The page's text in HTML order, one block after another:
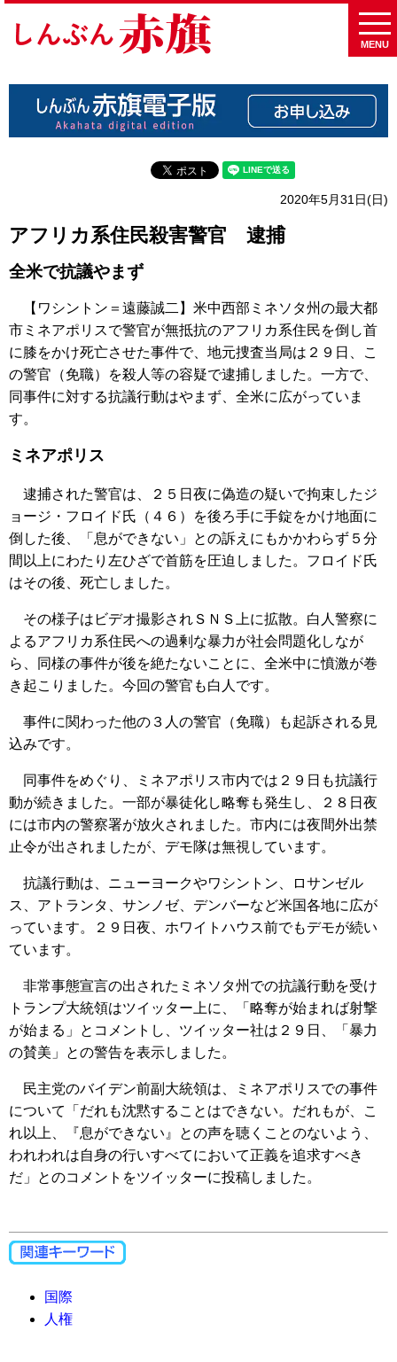
MENU
2020年5月31日(日)
アフリカ系住民殺害警官 逮捕
全米で抗議やまず
【ワシントン＝遠藤誠二】米中西部ミネソタ州の最大都
市ミネアポリスで警官が無抵抗のアフリカ系住民を倒し首
に膝をかけ死亡させた事件で、地元捜査当局は２９日、こ
の警官（免職）を殺人等の容疑で逮捕しました。一方で、
同事件に対する抗議行動はやまず、全米に広がっていま
す。
ミネアポリス
逮捕された警官は、２５日夜に偽造の疑いで拘束したジ
ョージ・フロイド氏（４６）を後ろ手に手錠をかけ地面に
倒した後、「息ができない」との訴えにもかかわらず５分
間以上にわたり左ひざで首筋を圧迫しました。フロイド氏
はその後、死亡しました。
その様子はビデオ撮影されＳＮＳ上に拡散。白人警察に
よるアフリカ系住民への過剰な暴力が社会問題化しなが
ら、同様の事件が後を絶たないことに、全米中に憤激が巻
き起こりました。今回の警官も白人です。
事件に関わった他の３人の警官（免職）も起訴される見
込みです。
同事件をめぐり、ミネアポリス市内では２９日も抗議行
動が続きました。一部が暴徒化し略奪も発生し、２８日夜
には市内の警察署が放火されました。市内には夜間外出禁
止令が出されましたが、デモ隊は無視しています。
抗議行動は、ニューヨークやワシントン、ロサンゼル
ス、アトランタ、サンノゼ、デンバーなど米国各地に広が
っています。２９日夜、ホワイトハウス前でもデモが続い
ています。
非常事態宣言の出されたミネソタ州での抗議行動を受け
トランプ大統領はツイッター上に、「略奪が始まれば射撃
が始まる」とコメントし、ツイッター社は２９日、「暴力
の賛美」との警告を表示しました。
民主党のバイデン前副大統領は、ミネアポリスでの事件
について「だれも沈黙することはできない。だれもが、こ
れ以上、『息ができない』との声を聴くことのないよう、
われわれは自身の行いすべてにおいて正義を追求すべき
だ」とのコメントをツイッターに投稿しました。
国際
人権